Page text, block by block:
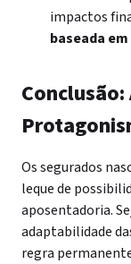
impactos
baseada
Os segurados
leque de
aposentadoria.
adaptabilidade
regra